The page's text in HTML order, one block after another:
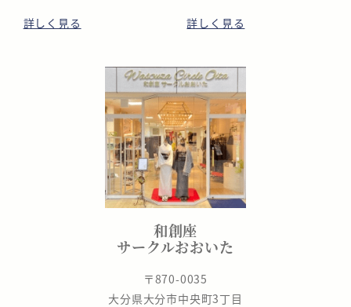
詳しく見る 詳しく見る
和創座
サークルおおいた
〒870-0035
大分県大分市中央町3丁目